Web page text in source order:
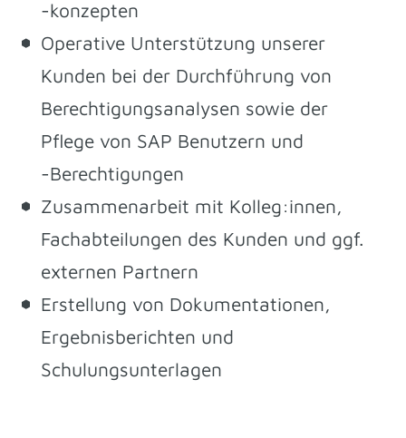
-konzepten
Operative Unterstützung unserer
Kunden bei der Durchführung von
Berechtigungsanalysen sowie der
Pflege von SAP Benutzern und
-Berechtigungen
Zusammenarbeit mit Kolleg:innen,
Fachabteilungen des Kunden und ggf.
externen Partnern
Erstellung von Dokumentationen,
Ergebnisberichten und
Schulungsunterlagen